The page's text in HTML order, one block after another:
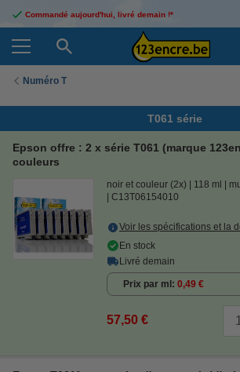
Commandé aujourd'hui, livré demain !*
Numéro T
T061 série
Epson offre : 2 x série T061 (marque
couleurs
noir et couleur (2x) 118 ml
C13T06154010
Voir les spécifications et la
En stock
Livré demain
Prix par ml 0,49 €
57,50 €